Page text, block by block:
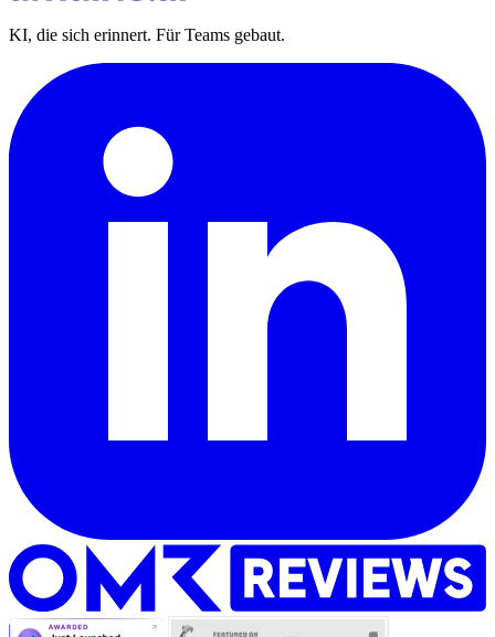
KI, die sich erinnert. Für Teams gebaut.